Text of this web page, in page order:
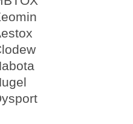
VS Emface
VS Emface ต่าง